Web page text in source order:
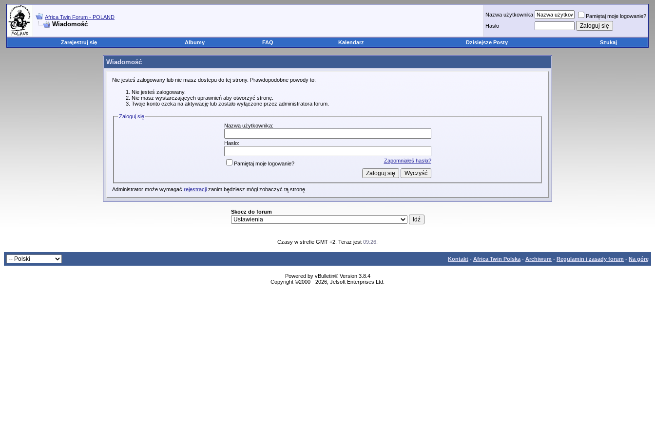
Africa Twin Forum - POLAND
Wiadomość
Nazwa użytkownika
Pamiętaj moje logowanie?
Hasło
Zarejestruj się Albumy FAQ Kalendarz Dzisiejsze Posty Szukaj
Wiadomość
Nie jesteś zalogowany lub nie masz dostepu do tej strony. Prawdopodobne powody to:
Nie jesteś zalogowany.
Nie masz wystarczających uprawnień aby otworzyć stronę.
Twoje konto czeka na aktywację lub zostało wyłączone przez administratora forum.
Zaloguj się
Nazwa użytkownika:
Hasło:
Zapomniałeś hasła?
Pamiętaj moje logowanie?
Administrator może wymagać rejestracji zanim będziesz mógł zobaczyć tą stronę.
Skocz do forum
Czasy w strefie GMT +2. Teraz jest 09:26
Kontakt - Africa Twin Polska - Archiwum - Regulamin i zasady forum - Na górę
Powered by vBulletin® Version 3.8.4
Copyright ©2000 - 2026, Jelsoft Enterprises Ltd.